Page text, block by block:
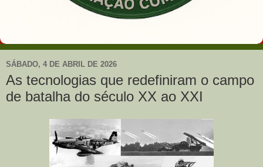
SÁBADO, 4 DE ABRIL DE 2026
As tecnologias que redefiniram o campo
de batalha do século XX ao XXI